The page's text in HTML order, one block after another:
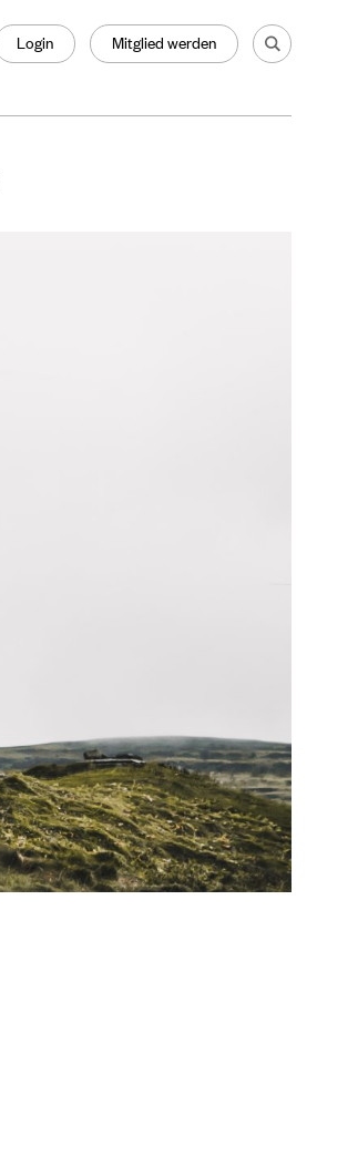
Login Mitglied werden